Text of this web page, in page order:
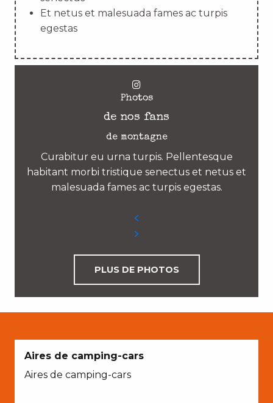
Et netus et malesuada fames ac turpis
egestas
Photos
de nos fans
de montagne
Curabitur eu urna turpis. Pellentesque
habitant morbi tristique senectus et netus et
malesuada fames ac turpis egestas.
PLUS DE PHOTOS
Aires de camping-cars
Aires de camping-cars